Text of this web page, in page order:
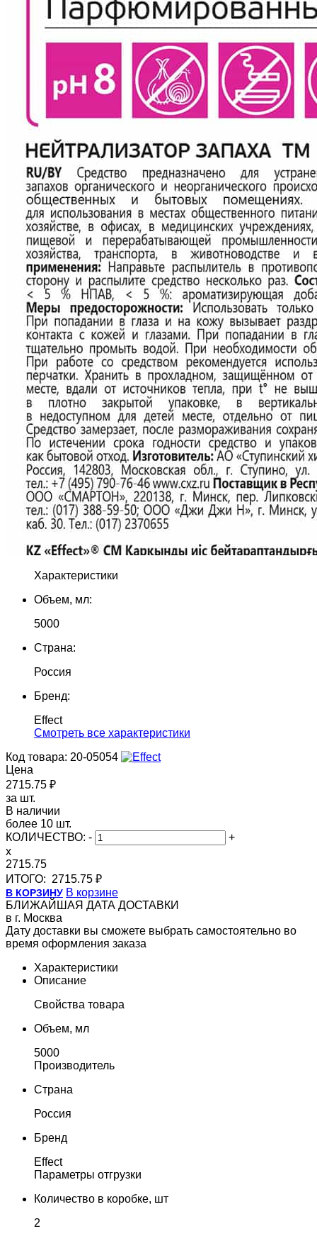
Характеристики
Объем, мл:
5000
Страна:
Россия
Бренд:
Effect
Cмотреть все характеристики
Код товара: 20-05054
Цена
2715.75 ₽
за шт.
В наличии
более 10 шт.
КОЛИЧЕСТВО: -
+
x
2715.75
ИТОГО: 2715.75 ₽
В КОРЗИНУ В корзине
БЛИЖАЙШАЯ ДАТА ДОСТАВКИ
в г. Москва
Дату доставки вы сможете выбрать самостоятельно во
время оформления заказа
Характеристики
Описание
Свойства товара
Объем, мл
5000
Производитель
Страна
Россия
Бренд
Effect
Параметры отгрузки
Количество в коробке, шт
2